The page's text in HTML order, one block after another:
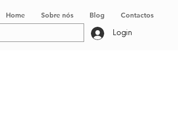
Home Sobre nós Blog Contactos
Login